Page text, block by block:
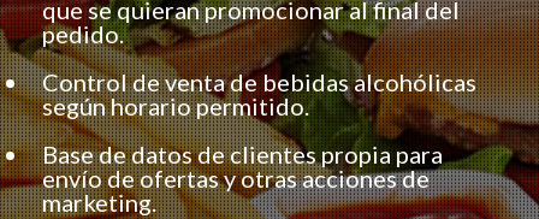
que se quieran promocionar al final del
pedido.
Control de venta de bebidas alcohólicas
según horario permitido.
Base de datos de clientes propia para
envío de ofertas y otras acciones de
marketing.